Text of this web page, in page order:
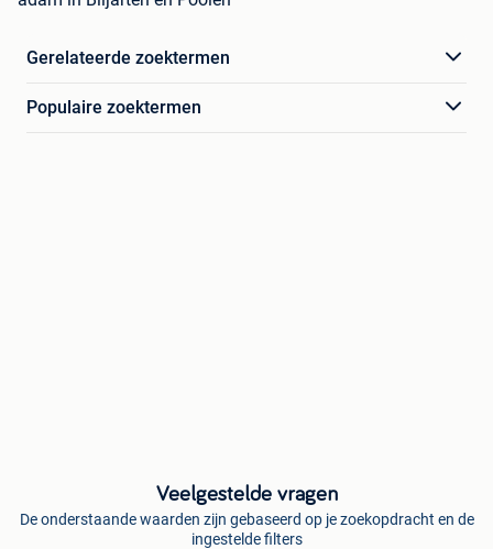
Gerelateerde zoektermen
Populaire zoektermen
Veelgestelde vragen
De onderstaande waarden zijn gebaseerd op je zoekopdracht en de
ingestelde filters